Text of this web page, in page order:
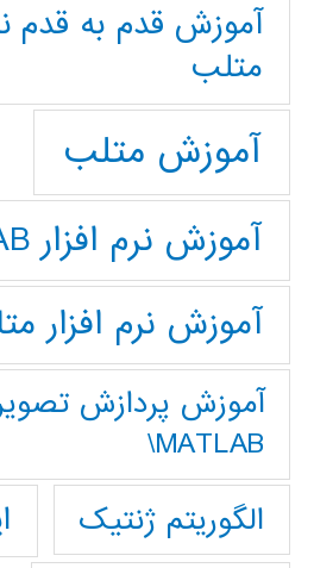
آموزش قدم به قدم
متلب
آموزش متلب
آموزش نرم افزار MATLAB
آموزش نرم افزار
آموزش پردازش
MATLAB\
الگوریتم ژنتیک